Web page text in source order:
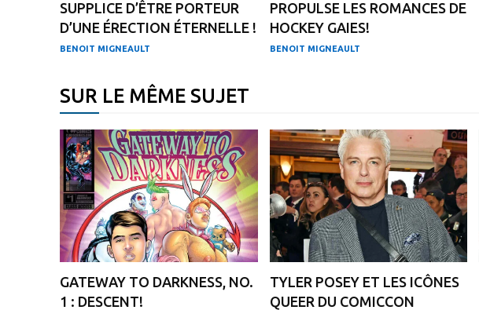
SUPPLICE D’ÊTRE PORTEUR
D’UNE ÉRECTION ÉTERNELLE !
BENOIT MIGNEAULT
PROPULSE LES ROMANCES DE
HOCKEY GAIES!
BENOIT MIGNEAULT
SUR LE MÊME SUJET
GATEWAY TO DARKNESS, NO.
1 : DESCENT!
TYLER POSEY ET LES ICÔNES
QUEER DU COMICCON